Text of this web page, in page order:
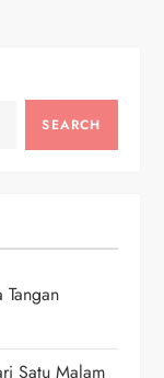
SEARCH
Satu Malam